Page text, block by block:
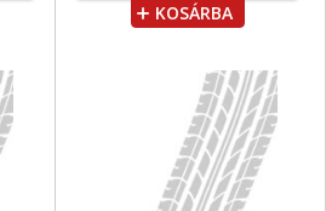
KOSÁRBA